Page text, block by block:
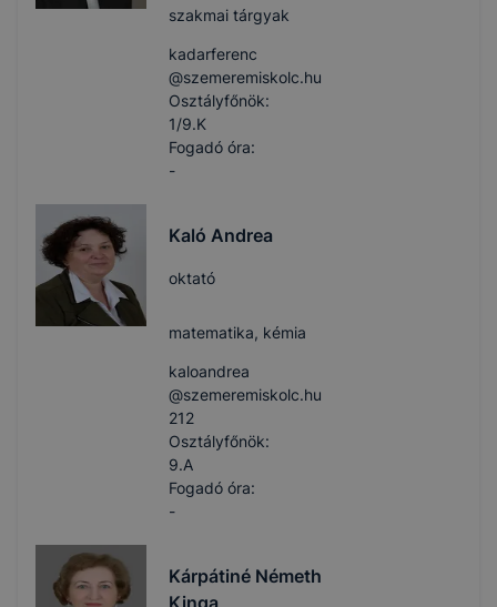
szakmai tárgyak
kadarferenc​
@szemeremiskolc.hu
Osztályfőnök:
1/9.K
Fogadó óra:
-
Kaló Andrea
oktató
matematika, kémia
kaloandrea​
@szemeremiskolc.hu
212
Osztályfőnök:
9.A
Fogadó óra:
-
Kárpátiné Németh